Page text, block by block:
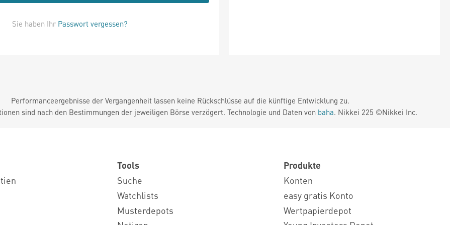
Sie haben Ihr Passwort vergessen?
Performanceergebnisse der Vergangenheit lassen keine Rückschlüsse auf die künftige Entwicklung zu.
sind nach den Bestimmungen der jeweiligen Börse verzögert. Technologie und Daten von baha. Nikkei 225 ©Nikkei Inc.
Tools
Suche
Watchlists
Musterdepots
Produkte
Konten
easy gratis Konto
Wertpapierdepot